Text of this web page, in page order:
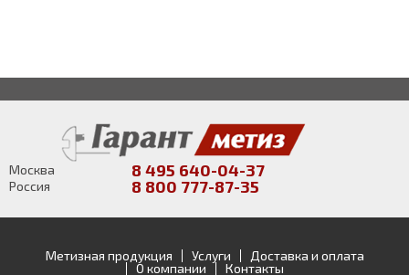
Москва 8 495 640-04-37
Россия 8 800 777-87-35
Метизная продукция Услуги
Доставка и оплата
О компании
Контакты